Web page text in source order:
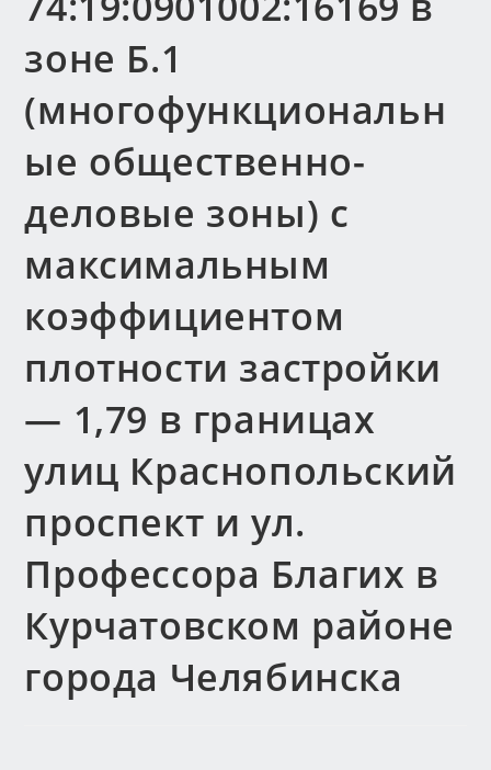
зоне Б.1
(многофункциональн
ые общественно-
деловые зоны) с
максимальным
коэффициентом
плотности застройки
— 1,79 в границах
улиц Краснопольский
проспект и ул.
Профессора Благих в
Курчатовском районе
города Челябинска